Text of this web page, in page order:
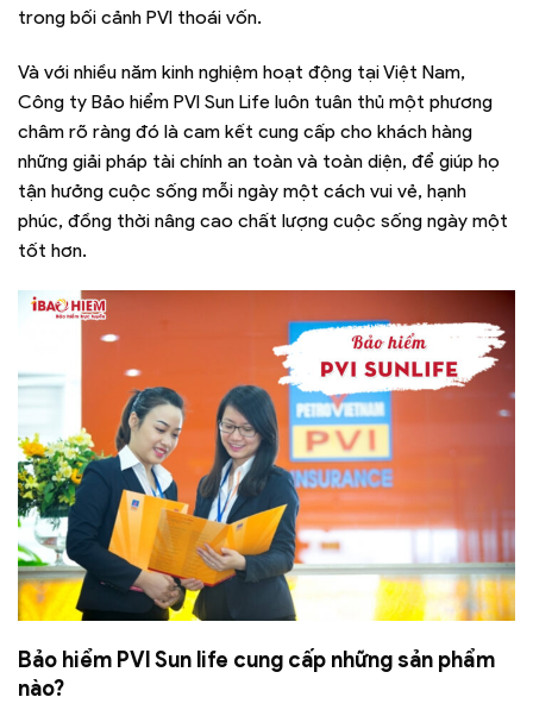
trong bối cảnh PVI thoái vốn.
Và với nhiều năm kinh nghiệm hoạt động tại Việt Nam,
Công ty Bảo hiểm PVI Sun Life luôn tuân thủ một phương
châm rõ ràng đó là cam kết cung cấp cho khách hàng
những giải pháp tài chính an toàn và toàn diện, để giúp họ
tận hưởng cuộc sống mỗi ngày một cách vui vẻ, hạnh
phúc, đồng thời nâng cao chất lượng cuộc sống ngày một
tốt hơn.
Bảo hiểm PVI Sun life cung cấp những sản phẩm
nào?